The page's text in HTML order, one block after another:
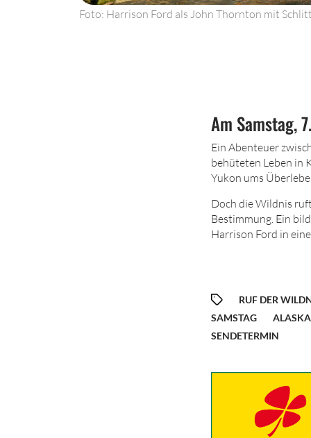
Foto: Harrison Ford als John Thornton mit
Am Samstag,
Ein Abenteuer
behüteten Leben in
Yukon ums
Doch die Wildnis
Bestimmung. Ein
Harrison Ford in
RUF DER
SAMSTAG
SENDETERMIN